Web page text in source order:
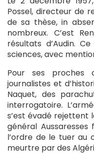
Possel, directeur de
de sa thèse, in
nombreux. C’est
résultats d’Audin.
sciences, avec
Pour ses proches
journalistes et
Naquet, des
interrogatoire.
s’est évadé rejettent
général
l’ordre de le tuer au
meurtre par des